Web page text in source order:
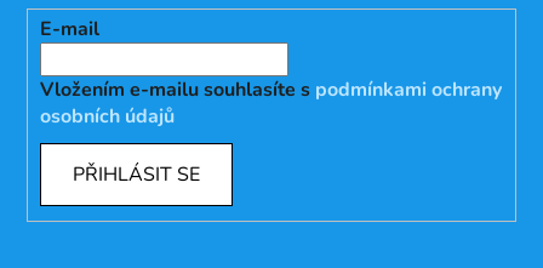
E-mail
Vložením e-mailu souhlasíte s podmínkami ochrany
osobních údajů
PŘIHLÁSIT SE